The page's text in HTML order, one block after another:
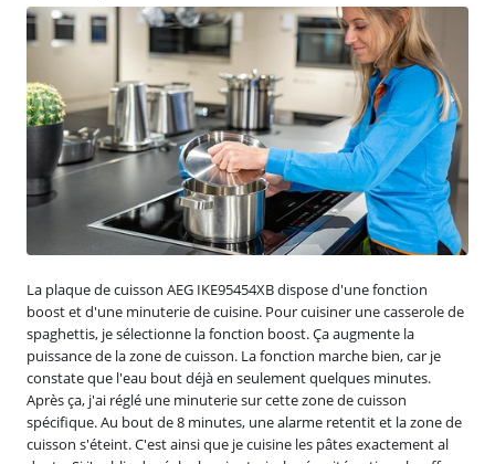
La plaque de cuisson AEG IKE95454XB dispose d'une fonction
boost et d'une minuterie de cuisine. Pour cuisiner une casserole de
spaghettis, je sélectionne la fonction boost. Ça augmente la
puissance de la zone de cuisson. La fonction marche bien, car je
constate que l'eau bout déjà en seulement quelques minutes.
Après ça, j'ai réglé une minuterie sur cette zone de cuisson
spécifique. Au bout de 8 minutes, une alarme retentit et la zone de
cuisson s'éteint. C'est ainsi que je cuisine les pâtes exactement al